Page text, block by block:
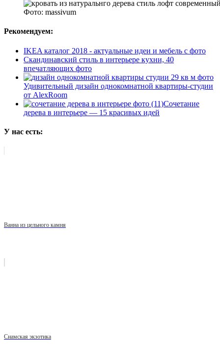
Фото: massivum
Рекомендуем:
IKEA каталог 2018 - актуальные идеи и мебель с фото
Скандинавский стиль в интерьере кухни, 40
впечатляющих фото
Удивительный дизайн однокомнатной квартиры-студии
от AlexRoom
Сочетание
дерева в интерьере — 15 красивых идей
У нас есть:
Ванна из цельного камня
Сиамская экзотика